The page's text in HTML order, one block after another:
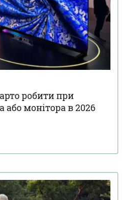
робити при
або монітора в 2026